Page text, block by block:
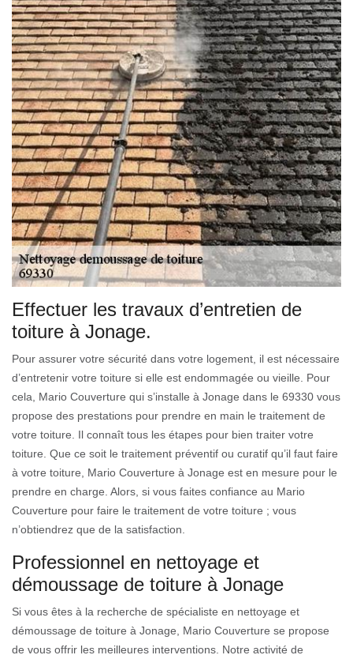
Effectuer les travaux d’entretien de
toiture à Jonage.
Pour assurer votre sécurité dans votre logement, il est nécessaire
d’entretenir votre toiture si elle est endommagée ou vieille. Pour
cela, Mario Couverture qui s’installe à Jonage dans le 69330 vous
propose des prestations pour prendre en main le traitement de
votre toiture. Il connaît tous les étapes pour bien traiter votre
toiture. Que ce soit le traitement préventif ou curatif qu’il faut faire
à votre toiture, Mario Couverture à Jonage est en mesure pour le
prendre en charge. Alors, si vous faites confiance au Mario
Couverture pour faire le traitement de votre toiture ; vous
n’obtiendrez que de la satisfaction.
Professionnel en nettoyage et
démoussage de toiture à Jonage
Si vous êtes à la recherche de spécialiste en nettoyage et
démoussage de toiture à Jonage, Mario Couverture se propose
de vous offrir les meilleures interventions. Notre activité de